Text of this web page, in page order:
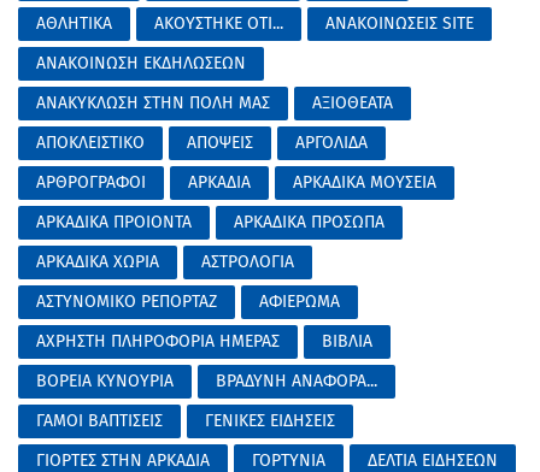
ΑΘΛΗΤΙΚΑ
ΑΚΟΥΣΤΗΚΕ ΟΤΙ...
ΑΝΑΚΟΙΝΩΣΕΙΣ SITE
ΑΝΑΚΟΙΝΩΣΗ ΕΚΔΗΛΩΣΕΩΝ
ΑΝΑΚΥΚΛΩΣΗ ΣΤΗΝ ΠΟΛΗ ΜΑΣ
ΑΞΙΟΘΕΑΤΑ
ΑΠΟΚΛΕΙΣΤΙΚΟ
ΑΠΟΨΕΙΣ
ΑΡΓΟΛΙΔΑ
ΑΡΘΡΟΓΡΑΦΟΙ
ΑΡΚΑΔΙΑ
ΑΡΚΑΔΙΚΑ ΜΟΥΣΕΙΑ
ΑΡΚΑΔΙΚΑ ΠΡΟΙΟΝΤΑ
ΑΡΚΑΔΙΚΑ ΠΡΟΣΩΠΑ
ΑΡΚΑΔΙΚΑ ΧΩΡΙΑ
ΑΣΤΡΟΛΟΓΙΑ
ΑΣΤΥΝΟΜΙΚΟ ΡΕΠΟΡΤΑΖ
ΑΦΙΕΡΩΜΑ
ΑΧΡΗΣΤΗ ΠΛΗΡΟΦΟΡΙΑ ΗΜΕΡΑΣ
ΒΙΒΛΙΑ
ΒΟΡΕΙΑ ΚΥΝΟΥΡΙΑ
ΒΡΑΔΥΝΗ ΑΝΑΦΟΡΑ...
ΓΑΜΟΙ ΒΑΠΤΙΣΕΙΣ
ΓΕΝΙΚΕΣ ΕΙΔΗΣΕΙΣ
ΓΙΟΡΤΕΣ ΣΤΗΝ ΑΡΚΑΔΙΑ
ΓΟΡΤΥΝΙΑ
ΔΕΛΤΙΑ ΕΙΔΗΣΕΩΝ